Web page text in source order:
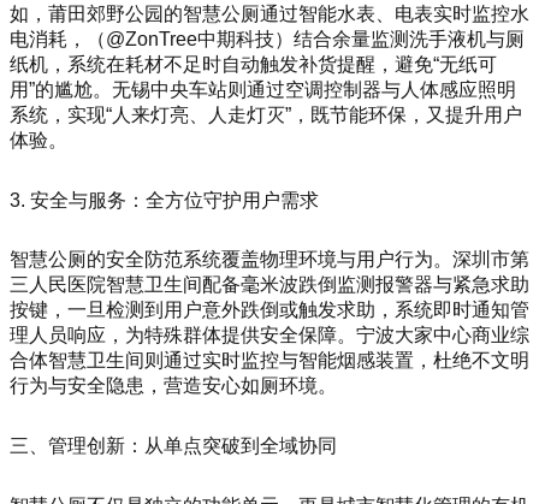
如，莆田郊野公园的智慧公厕通过智能水表、电表实时监控水
电消耗，（@ZonTree中期科技）结合余量监测洗手液机与厕
纸机，系统在耗材不足时自动触发补货提醒，避免“无纸可
用”的尴尬。无锡中央车站则通过空调控制器与人体感应照明
系统，实现“人来灯亮、人走灯灭”，既节能环保，又提升用户
体验。
3. 安全与服务：全方位守护用户需求
智慧公厕的安全防范系统覆盖物理环境与用户行为。深圳市第
三人民医院智慧卫生间配备毫米波跌倒监测报警器与紧急求助
按键，一旦检测到用户意外跌倒或触发求助，系统即时通知管
理人员响应，为特殊群体提供安全保障。宁波大家中心商业综
合体智慧卫生间则通过实时监控与智能烟感装置，杜绝不文明
行为与安全隐患，营造安心如厕环境。
三、管理创新：从单点突破到全域协同